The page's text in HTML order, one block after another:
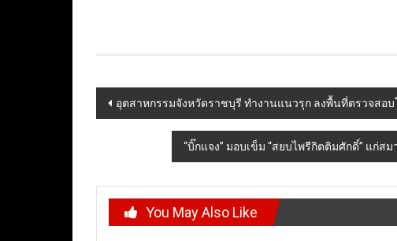
Post
navigation
อุตสาหกรรมจังหวัดราชบุรี ทำงานแนวรุก ลงพื้นที่ตรวจสอบ
“บิ๊กแจง” มอบเข็ม “สยบไพรีกิตติมศักดิ์” แก่
You May Also Like